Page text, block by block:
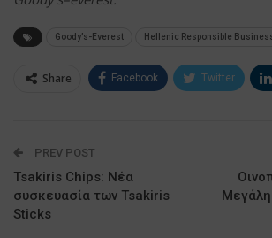
Goody’s-Everest Hellenic Responsible
Share Facebook Twitter
PREV POST
Tsakiris Chips: Νέα
συσκευασία των Tsakiris
Sticks